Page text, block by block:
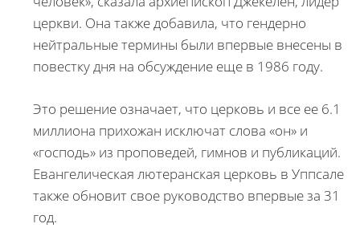
церкви. Она также добавила, что гендерно
нейтральные термины были впервые внесены в
повестку дня на обсуждение еще в 1986 году.
Это решение означает, что церковь и все ее 6.1
миллиона прихожан исключат слова «он» и
«господь» из проповедей, гимнов и публикаций.
Евангелическая лютеранская церковь в Уппсале
также обновит свое руководство впервые за 31
год.